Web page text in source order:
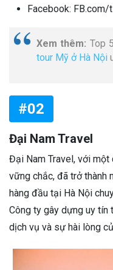
Facebook:
Xem thêm: Top 5
tour Mỹ ở Hà Nội
#02
Đại Nam Travel
Đại Nam Travel, với một
vững chắc, đã trở thành
hàng đầu tại Hà Nội
Công ty gây dựng uy tín
dịch vụ và sự hài lòng